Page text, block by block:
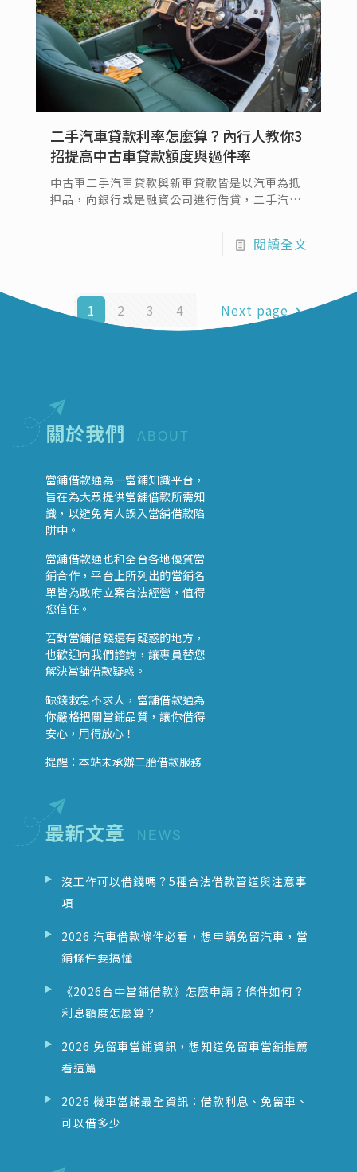
二手汽車貸款利率怎麼算？內行人教你3
招提高中古車貸款額度與過件率
中古車二手汽車貸款與新車貸款皆是以汽車為抵
押品，向銀行或是融資公司進行借貸，二手汽車
像購買新車達到統一。借款人的信用狀況、薪資
閱讀全文
1 2 3 4 Next page
關於我們 ABOUT
當鋪借款通為一當鋪知識平台，
旨在為大眾提供當舖借款所需知
識，以避免有人誤入當舖借款陷
阱中。
當舖借款通也和全台各地優質當
鋪合作，平台上所列出的當鋪名
單皆為政府立案合法經營，值得
您信任。
若對當鋪借錢還有疑惑的地方，
也歡迎向我們諮詢，讓專員替您
解決當舖借款疑惑。
缺錢救急不求人，當舖借款通為
你嚴格把關當鋪品質，讓你借得
安心，用得放心！
提醒：本站未承辦二胎借款服務
最新文章
沒工作可以借錢嗎？5種合法借款管道與注意事
項
2026 汽車借款條件必看，想申請免留汽車，當
鋪條件要搞懂
《2026台中當鋪借款》怎麼申請？條件如何？
利息額度怎麼算？
2026 免留車當鋪資訊，想知道免留車當舖推薦
看這篇
2026 機車當鋪最全資訊：借款利息、免留車、
可以借多少